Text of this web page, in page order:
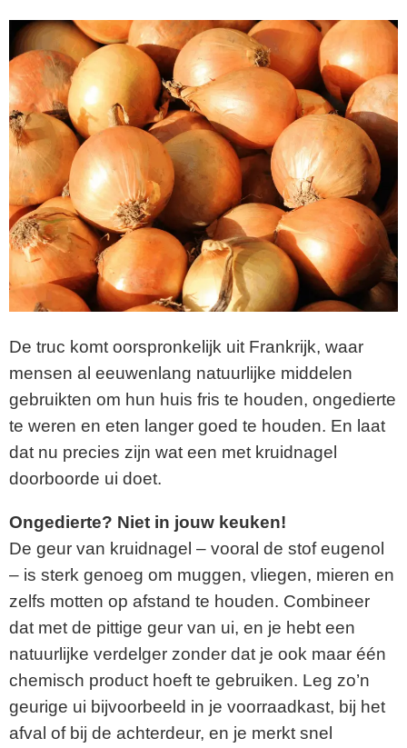
De truc komt oorspronkelijk uit Frankrijk, waar
mensen al eeuwenlang natuurlijke middelen
gebruikten om hun huis fris te houden, ongedierte
te weren en eten langer goed te houden. En laat
dat nu precies zijn wat een met kruidnagel
doorboorde ui doet.
Ongedierte? Niet in jouw keuken!
De geur van kruidnagel – vooral de stof eugenol
– is sterk genoeg om muggen, vliegen, mieren en
zelfs motten op afstand te houden. Combineer
dat met de pittige geur van ui, en je hebt een
natuurlijke verdelger zonder dat je ook maar één
chemisch product hoeft te gebruiken. Leg zo’n
geurige ui bijvoorbeeld in je voorraadkast, bij het
afval of bij de achterdeur, en je merkt snel